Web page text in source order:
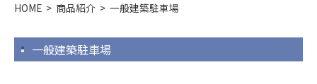
HOME > 商品紹介 > 一般建築駐車場
一般建築駐車場